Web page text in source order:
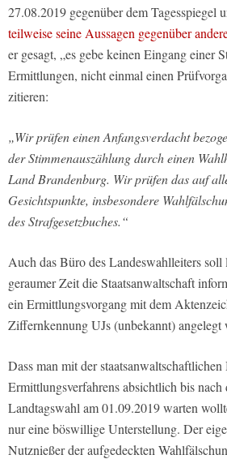
27.08.2019 gegenüber dem Tagesspiegel
teilweise seine Aussagen gegenüber
er gesagt, „es gebe keinen Eingang einer
Ermittlungen, nicht einmal einen
zitieren:
„Wir prüfen einen Anfangsverdacht
der Stimmenauszählung durch einen
Land Brandenburg. Wir prüfen das auf
Gesichtspunkte, insbesondere
des Strafgesetzbuches.“
Auch das Büro des Landeswahlleiters soll
geraumer Zeit die Staatsanwaltschaft
ein Ermittlungsvorgang mit dem
Ziffernkennung UJs (unbekannt) angelegt
Dass man mit der staatsanwaltschaftlichen
Ermittlungsverfahrens absichtlich bis
Landtagswahl am 01.09.2019 warten
nur eine böswillige Unterstellung. Der
Nutznießer der aufgedeckten